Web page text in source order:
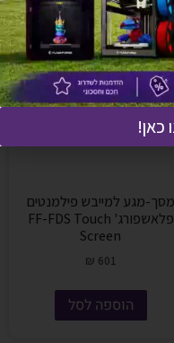
מסך-מגע למייבש פילמנטים
פלאשפורג' FF-FDS Touch
Screen
₪ 601
הוספה לסל
כאן!